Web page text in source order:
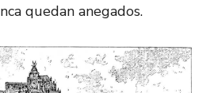
quedan anegados.